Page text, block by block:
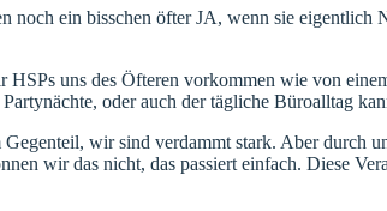
noch ein bisschen öfter JA, wenn sie
HSPs uns des Öfteren vorkommen wie von
oder auch der tägliche Büroalltag
wir sind verdammt stark. Aber durch
wir das nicht, das passiert einfach. Diese